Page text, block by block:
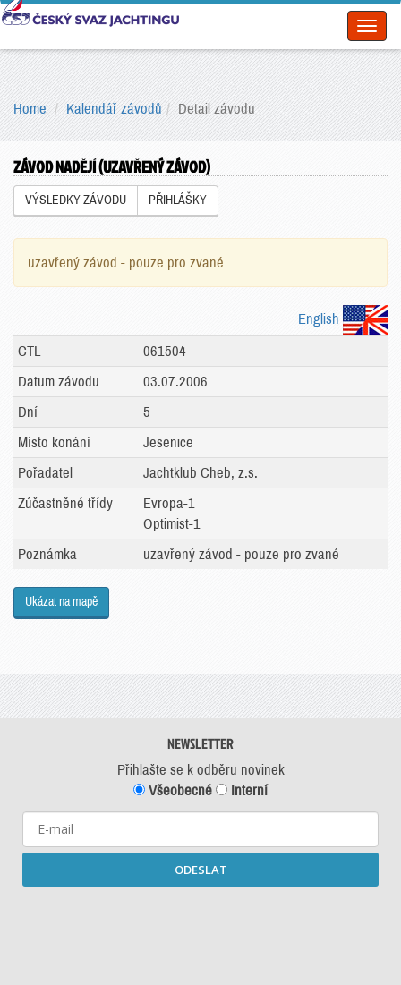
Home Kalendář závodů Detail závodu
ZÁVOD NADĚJÍ (UZAVŘENÝ ZÁVOD)
VÝSLEDKY ZÁVODU PŘIHLÁŠKY
uzavřený závod - pouze pro zvané
English
CTL
061504
Datum závodu
03.07.2006
Dní
5
Místo konání
Jesenice
Pořadatel
Jachtklub Cheb, z.s.
Zúčastněné třídy
Evropa-1
Optimist-1
Poznámka
uzavřený závod - pouze pro zvané
Ukázat na mapě
NEWSLETTER
Přihlašte se k odběru novinek
Všeobecné
Interní
ODESLAT